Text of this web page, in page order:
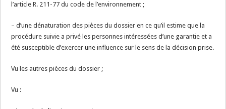
l’article R. 211-77 du code de l’environnement ;
– d’une dénaturation des pièces du dossier en ce qu’il estime que la
procédure suivie a privé les personnes intéressées d’une garantie et a
été susceptible d’exercer une influence sur le sens de la décision prise.
Vu les autres pièces du dossier ;
Vu :